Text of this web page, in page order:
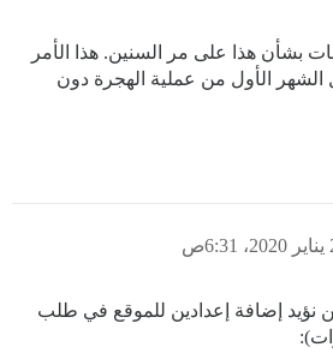
بشأن هذا على مر السنين. هذا الأمر
الأول من عملية الهجرة دون
نؤيد إضافة إعدادين للموقع في طلب